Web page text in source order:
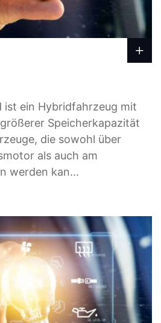
ist ein Hybridfahrzeug mit
Speicherkapazität
die sowohl über
als auch am
werden kan...